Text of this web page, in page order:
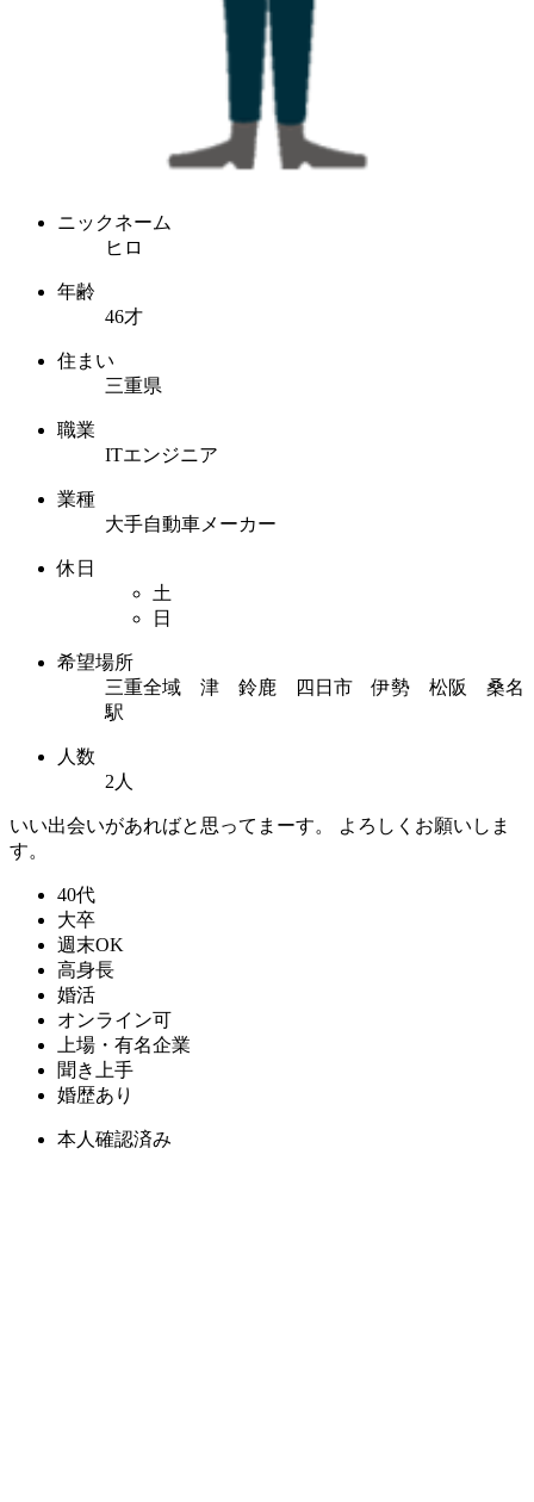
ニックネーム
ヒロ
年齢
46才
住まい
三重県
職業
ITエンジニア
業種
大手自動車メーカー
休日
土
日
希望場所
三重全域 津 鈴鹿 四日市 伊勢 松阪 桑名
駅
人数
2人
いい出会いがあればと思ってまーす。 よろしくお願いしま
す。
40代
大卒
週末OK
高身長
婚活
オンライン可
上場・有名企業
聞き上手
婚歴あり
本人確認済み